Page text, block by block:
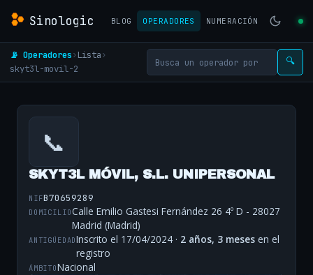
Sinologic BLOG OPERADORES NUMERACIÓN
📡 Operadores› Lista›
skyt3l-movil-2
🔍
📞
SKYT3L MÓVIL, S.L. UNIPERSONAL
NIFB70659289
DOMICILIOCalle Emilio Gastesi Fernández 26 4º D - 28027
Madrid (Madrid)
ANTIGÜEDADInscrito el 17/04/2024 · 2 años, 3 meses en el
registro
ÁMBITONacional